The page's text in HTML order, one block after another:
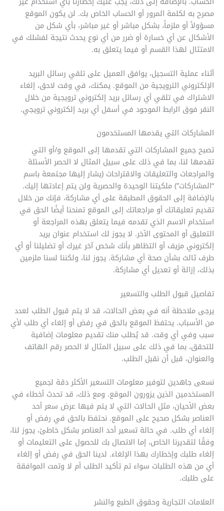
مصرح به لكلمة المرور أو الحساب الخاص بك. لن يكون الموقع
مسؤولاً أو ملزماً، بشكل مباشر أو غير مباشر، بأي شكل من
الأشكال عن أي خسارة أو ضرر من أي نوع يحدث نتيجة لفشلك في
الامتثال لهذا القسم أو فيما يتعلق به.
أثناء عملية التسجيل، يوافق العميل على تلقي رسائل البريد
الإلكتروني الترويجية من الموقع. يمكنك، في وقت لاحق، إلغاء
الاشتراك في تلقي أي رسائل بريد إلكتروني ترويجية من خلال
النقر فوق الرابط الموجود في أسفل أي بريد إلكتروني ترويجي.
المشاركات التي يقدمها المستخدمون
تصبح جميع المشاركات التي تقدمها إلى الموقع و/أو التي
تقدمها لنا، بما في ذلك على سبيل المثال لا الحصر الأسئلة
والمراجعات والتعليقات والاقتراحات (يشار إليها مجتمعة باسم
“المشاركات”) ملكيتنا الوحيدة والحصرية ولن يتم إعادتها إليك.
بالإضافة إلى الحقوق المطبقة على أي مشاركة، فإنك من خلال
تقديم تعليقاتك أو مراجعاتك إلى الموقع تمنحنا أيضًا الحق في
استخدام الاسم الذي تقدمه فيما يتعلق بهذه المراجعة أو
التعليق أو المحتوى الآخر. لا يجوز لك استخدام عنوان بريد
إلكتروني مزيف أو التظاهر بأنك شخص آخر غيرك أو تضليلنا أو أي
طرف ثالث بشأن صحة أي مشاركة. يجوز لنا، ولكننا لسنا ملزمين
بذلك، إزالة أو تعديل أي مشاركة.
تفاصيل قبول الطلب والتسعير
يرجى ملاحظة أنه في بعض الحالات، قد لا يتم قبول الطلب لعدد
من الأسباب. يحتفظ الموقع بالحق في رفض أو إلغاء أي طلب لأي
سبب وفي أي وقت. قد يُطلب منك تقديم معلومات إضافية
للتحقق، بما في ذلك على سبيل المثال لا الحصر رقم الهاتف
والعنوان، قبل أن نقبل الطلب.
نسعى جاهدين لتوفير معلومات التسعير الأكثر دقة لجميع
المستخدمين الذين يزورون الموقع. ومع ذلك، قد تحدث أخطاء في
بعض الأحيان، مثل الحالات التي لا يتم فيها عرض سعر أحد
العناصر بشكل صحيح على الموقع. نحتفظ بالحق في رفض أو
إلغاء أي طلب. في حالة تسعير أحد العناصر بشكل خاطئ، يجوز لنا،
وفقًا لتقديرنا الخاص، إما الاتصال بك للحصول على التعليمات أو
إلغاء طلبك وإخطارك بهذا الإلغاء. لدينا الحق في رفض أو إلغاء
أي من هذه الطلبات سواء تم تأكيد الطلب أم لا وتمت الموافقة
على طلبك.
العلامات التجارية وحقوق الطبع والنشر